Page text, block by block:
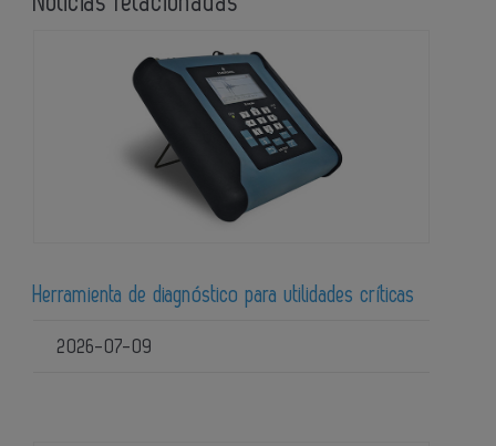
Herramienta de diagnóstico para utilidades críticas
2026-07-09